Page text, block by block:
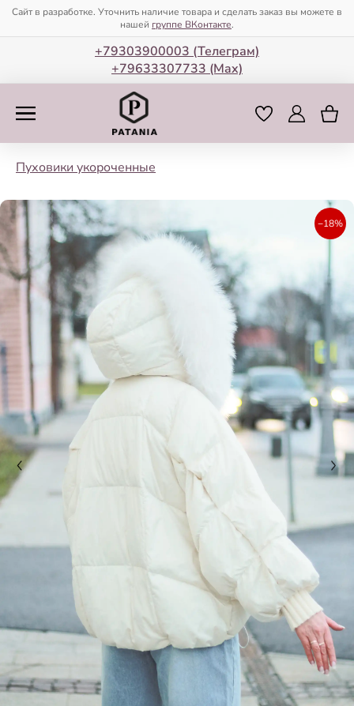
Сайт в разработке. Уточнить наличие товара и сделать заказ вы можете в
нашей группе ВКонтакте.
+79303900003 (Телеграм)
+79633307733 (Мax)
Пуховики укороченные
−18%